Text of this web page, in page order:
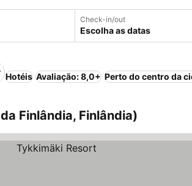
Check-in/out
Escolha as datas
Hotéis Avaliação: 8,0+ Perto do centro da
Finlândia, Finlândia)